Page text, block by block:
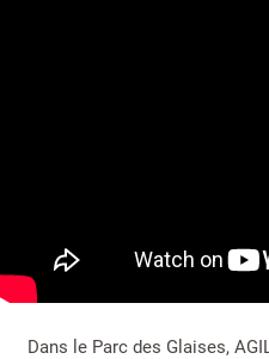
Dans le Parc des Glaises,